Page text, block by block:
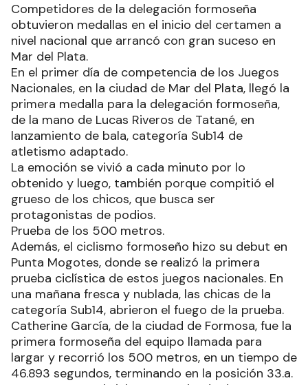
Competidores de la delegación formoseña
obtuvieron medallas en el inicio del certamen a
nivel nacional que arrancó con gran suceso en
Mar del Plata.
En el primer día de competencia de los Juegos
Nacionales, en la ciudad de Mar del Plata, llegó la
primera medalla para la delegación formoseña,
de la mano de Lucas Riveros de Tatané, en
lanzamiento de bala, categoría Sub14 de
atletismo adaptado.
La emoción se vivió a cada minuto por lo
obtenido y luego, también porque compitió el
grueso de los chicos, que busca ser
protagonistas de podios.
Prueba de los 500 metros.
Además, el ciclismo formoseño hizo su debut en
Punta Mogotes, donde se realizó la primera
prueba ciclística de estos juegos nacionales. En
una mañana fresca y nublada, las chicas de la
categoría Sub14, abrieron el fuego de la prueba.
Catherine García, de la ciudad de Formosa, fue la
primera formoseña del equipo llamada para
largar y recorrió los 500 metros, en un tiempo de
46.893 segundos, terminando en la posición 33.a.